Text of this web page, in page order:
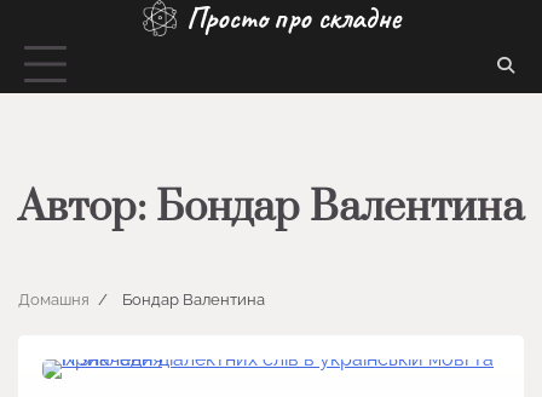
вмісту
Просто про складне
Автор: Бондар Валентина
Домашня Бондар Валентина